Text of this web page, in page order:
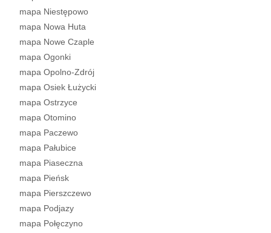
mapa Niestępowo
mapa Nowa Huta
mapa Nowe Czaple
mapa Ogonki
mapa Opolno-Zdrój
mapa Osiek Łużycki
mapa Ostrzyce
mapa Otomino
mapa Paczewo
mapa Pałubice
mapa Piaseczna
mapa Pieńsk
mapa Pierszczewo
mapa Podjazy
mapa Połęczyno